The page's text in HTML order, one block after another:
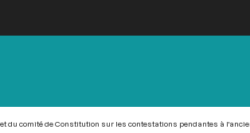
comité de Constitution sur les contestations pendantes à